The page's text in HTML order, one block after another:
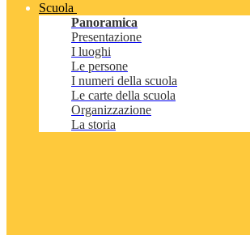
Scuola
Panoramica
Presentazione
I luoghi
Le persone
I numeri della scuola
Le carte della scuola
Organizzazione
La storia